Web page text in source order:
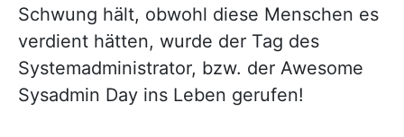
Schwung hält, obwohl diese Menschen es
verdient hätten, wurde der Tag des
Systemadministrator, bzw. der Awesome
Sysadmin Day ins Leben gerufen!